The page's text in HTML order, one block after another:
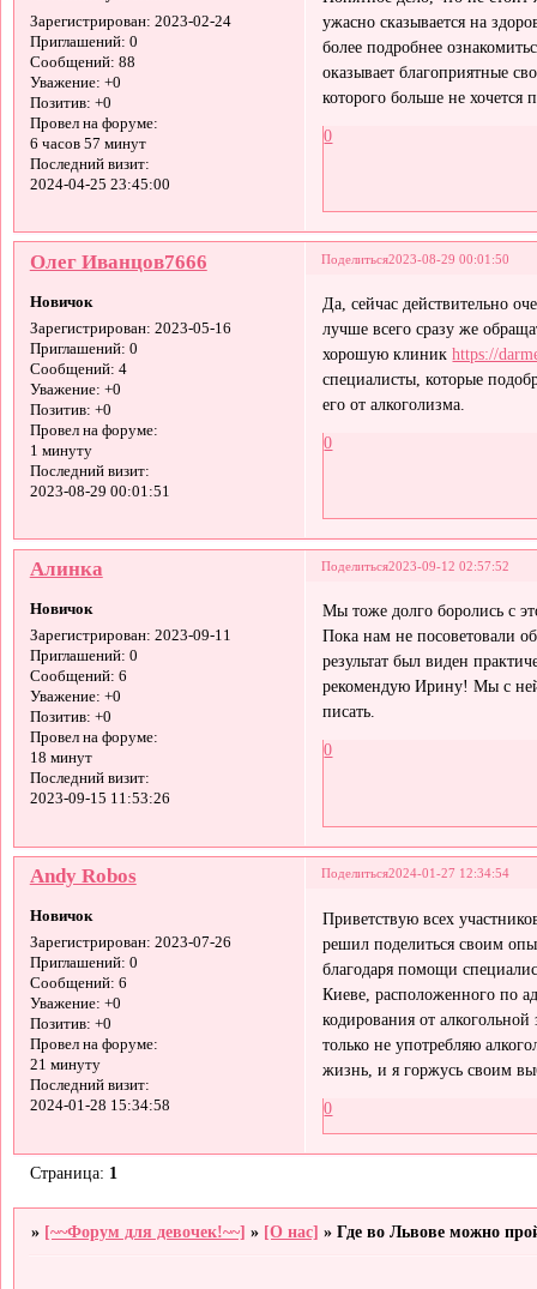
Зарегистрирован: 2023-02-24
Приглашений: 0
Сообщений: 88
Уважение: +0
Позитив: +0
Провел на форуме:
6 часов 57 минут
Последний визит:
2024-04-25 23:45:00
ужасно сказывается на
более подробнее
оказывает благоприятные
которого больше не хочется
0
Поделиться2023-08-29 00:01:50
Олег Иванцов7666
Новичок
Зарегистрирован: 2023-05-16
Приглашений: 0
Сообщений: 4
Уважение: +0
Позитив: +0
Провел на форуме:
1 минуту
Последний визит:
2023-08-29 00:01:51
Да, сейчас действительно
лучше всего сразу же
хорошую клиникhttps://
специалисты, которые
его от алкоголизма.
0
Поделиться2023-09-12 02:57:52
Алинка
Новичок
Зарегистрирован: 2023-09-11
Приглашений: 0
Сообщений: 6
Уважение: +0
Позитив: +0
Провел на форуме:
18 минут
Последний визит:
2023-09-15 11:53:26
Мы тоже долго боролись с
Пока нам не посоветовали
результат был виден
рекомендую Ирину! Мы с ней
писать.
0
Поделиться2024-01-27 12:34:54
Andy Robos
Новичок
Зарегистрирован: 2023-07-26
Приглашений: 0
Сообщений: 6
Уважение: +0
Позитив: +0
Провел на форуме:
21 минуту
Последний визит:
2024-01-28 15:34:58
Приветствую всех
решил поделиться своим
благодаря помощи
Киеве, расположенного по
кодирования от
только не употребляю
жизнь, и я горжусь своим
0
Страница: 1
» [~~Форум для девочек!~~] » [О нас] »Где во Львове можно